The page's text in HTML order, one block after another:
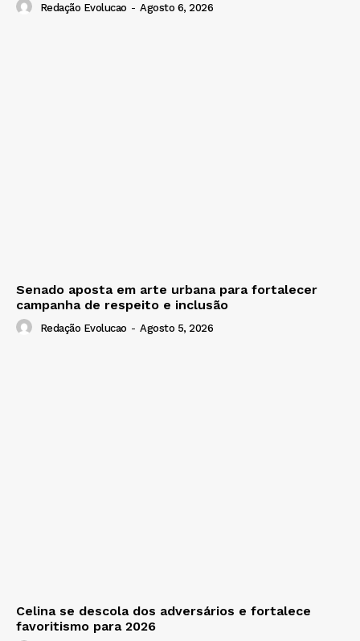
Redação Evolucao - Agosto 6, 2026
Senado aposta em arte urbana para fortalecer
campanha de respeito e inclusão
Redação Evolucao - Agosto 5, 2026
Celina se descola dos adversários e fortalece
favoritismo para 2026